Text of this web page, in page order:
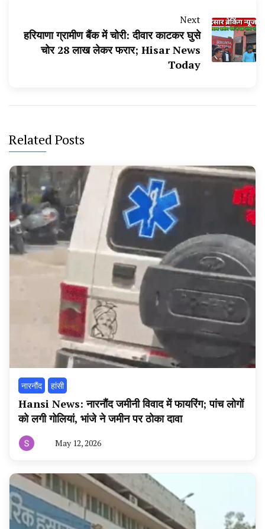
Next
हरियाणा ग्रामीण बैंक में चोरी: दीवार काटकर घुसे
चोर 28 लाख लेकर फरार; Hisar News
Today
Related Posts
नारनौंद हांसी
Hansi News: नारनौंद जमीनी विवाद में फायरिंग; पांच लोगों
को लगी गोलियां, भांजे ने जमीन पर ठोका दावा
टूडे
May 12, 2026